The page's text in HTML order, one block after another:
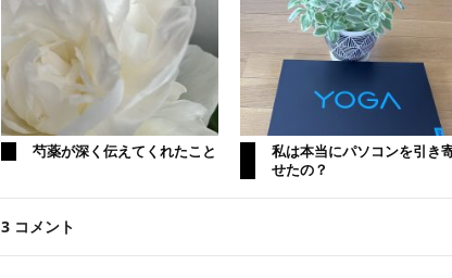
芍薬が深く伝えてくれたこと
私は本当にパソコンを引き
せたの？
3 コメント